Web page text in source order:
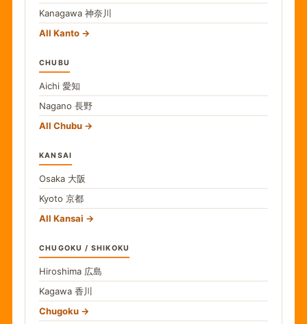
Kanagawa 神奈川
All Kanto
CHUBU
Aichi 愛知
Nagano 長野
All Chubu
KANSAI
Osaka 大阪
Kyoto 京都
All Kansai
CHUGOKU / SHIKOKU
Hiroshima 広島
Kagawa 香川
Chugoku